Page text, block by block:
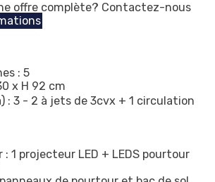
offre complète? Contactez-nous
: 5
x H 92 cm
: 3 - 2 à jets de 3cvx + 1 circulation
1 projecteur LED + LEDS pourtour